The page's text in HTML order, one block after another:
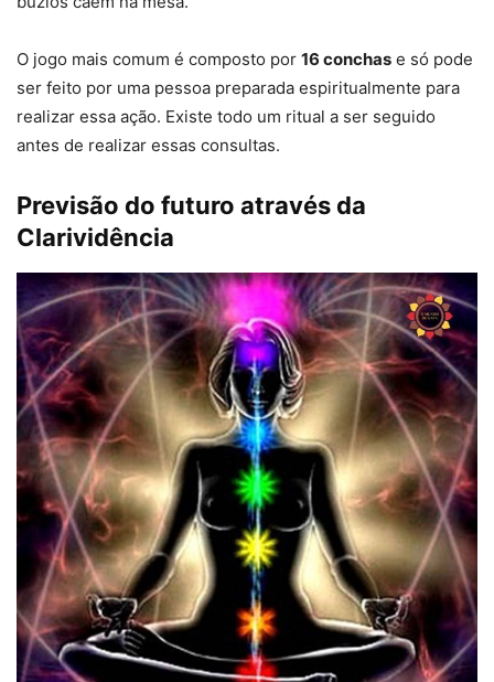
O jogo mais comum é composto por 16 conchas e só pode
ser feito por uma pessoa preparada espiritualmente para
realizar essa ação. Existe todo um ritual a ser seguido
antes de realizar essas consultas.
Previsão do futuro através da
Clarividência